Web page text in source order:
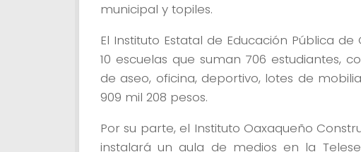
municipal y topiles.
El Instituto Estatal de Educación Pública
10 escuelas que suman 706 estudiantes,
de aseo, oficina, deportivo, lotes de
909 mil 208 pesos.
Por su parte, el Instituto Oaxaqueño
instalará un aula de medios en la